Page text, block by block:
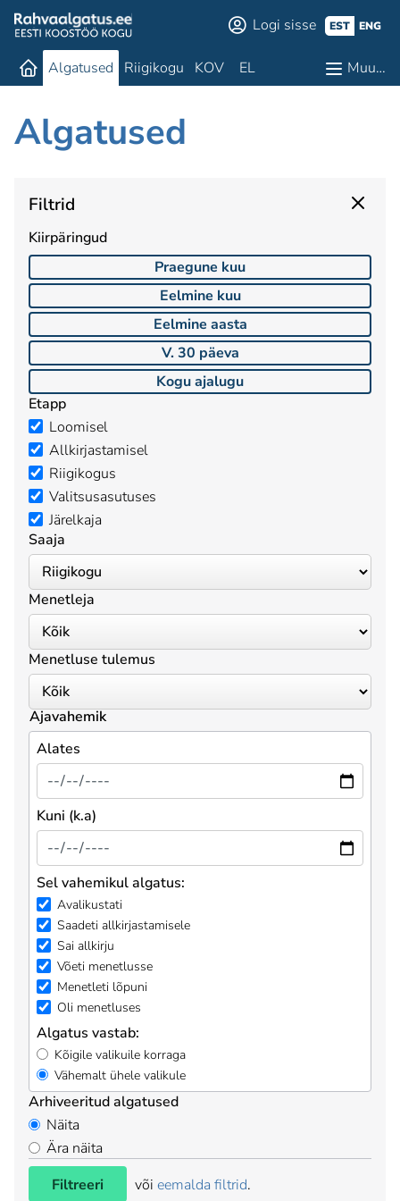
Logi sisse EST ENG
Algatused Riigikogu KOV EL Muu…
Algatused
Filtrid
Kiirpäringud
Praegune kuu
Eelmine kuu
Eelmine aasta
V. 30 päeva
Kogu ajalugu
Etapp
Loomisel
Allkirjastamisel
Riigikogus
Valitsusasutuses
Järelkaja
Saaja
Menetleja
Menetluse tulemus
Ajavahemik
Alates
Kuni (k.a)
Sel vahemikul algatus:
Avalikustati
Saadeti allkirjastamisele
Sai allkirju
Võeti menetlusse
Menetleti lõpuni
Oli menetluses
Algatus vastab:
Kõigile valikuile korraga
Vähemalt ühele valikule
Arhiveeritud algatused
Näita
Ära näita
Filtreeri
või eemalda filtrid.